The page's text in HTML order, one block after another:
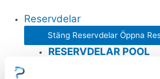
Reservdelar
Stäng Reservdelar Öppna
RESERVDELAR POOL